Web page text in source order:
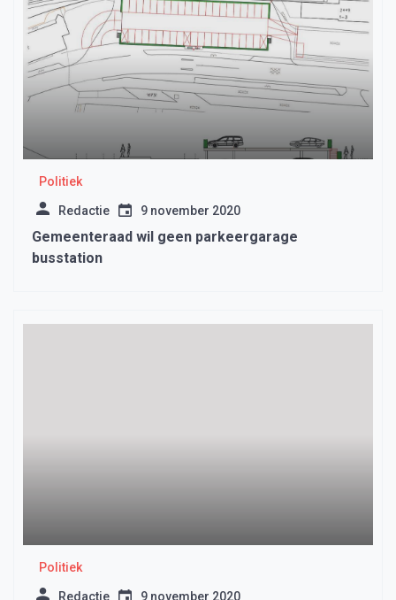
Politiek
Redactie 9 november 2020
Gemeenteraad wil geen parkeergarage
busstation
Politiek
Redactie 9 november 2020